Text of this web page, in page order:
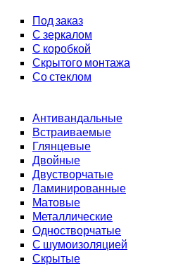
Под заказ
С зеркалом
С коробкой
Скрытого монтажа
Со стеклом
Антивандальные
Встраиваемые
Глянцевые
Двойные
Двустворчатые
Ламинированные
Матовые
Металлические
Одностворчатые
С шумоизоляцией
Скрытые